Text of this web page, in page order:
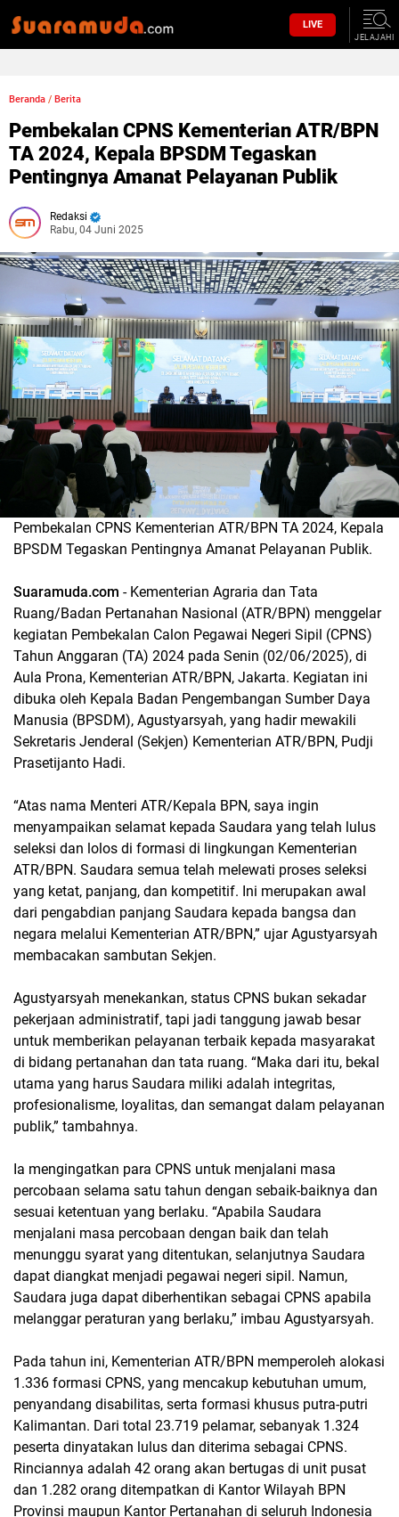
LIVE
JELAJAHI
Beranda / Berita
Pembekalan CPNS Kementerian ATR/BPN
TA 2024, Kepala BPSDM Tegaskan
Pentingnya Amanat Pelayanan Publik
Redaksi
Rabu, 04 Juni 2025
Pembekalan CPNS Kementerian ATR/BPN TA 2024, Kepala
BPSDM Tegaskan Pentingnya Amanat Pelayanan Publik.
Suaramuda.com - Kementerian Agraria dan Tata
Ruang/Badan Pertanahan Nasional (ATR/BPN) menggelar
kegiatan Pembekalan Calon Pegawai Negeri Sipil (CPNS)
Tahun Anggaran (TA) 2024 pada Senin (02/06/2025), di
Aula Prona, Kementerian ATR/BPN, Jakarta. Kegiatan ini
dibuka oleh Kepala Badan Pengembangan Sumber Daya
Manusia (BPSDM), Agustyarsyah, yang hadir mewakili
Sekretaris Jenderal (Sekjen) Kementerian ATR/BPN, Pudji
Prasetijanto Hadi.
“Atas nama Menteri ATR/Kepala BPN, saya ingin
menyampaikan selamat kepada Saudara yang telah lulus
seleksi dan lolos di formasi di lingkungan Kementerian
ATR/BPN. Saudara semua telah melewati proses seleksi
yang ketat, panjang, dan kompetitif. Ini merupakan awal
dari pengabdian panjang Saudara kepada bangsa dan
negara melalui Kementerian ATR/BPN,” ujar Agustyarsyah
membacakan sambutan Sekjen.
Agustyarsyah menekankan, status CPNS bukan sekadar
pekerjaan administratif, tapi jadi tanggung jawab besar
untuk memberikan pelayanan terbaik kepada masyarakat
di bidang pertanahan dan tata ruang. “Maka dari itu, bekal
utama yang harus Saudara miliki adalah integritas,
profesionalisme, loyalitas, dan semangat dalam pelayanan
publik,” tambahnya.
Ia mengingatkan para CPNS untuk menjalani masa
percobaan selama satu tahun dengan sebaik-baiknya dan
sesuai ketentuan yang berlaku. “Apabila Saudara
menjalani masa percobaan dengan baik dan telah
menunggu syarat yang ditentukan, selanjutnya Saudara
dapat diangkat menjadi pegawai negeri sipil. Namun,
Saudara juga dapat diberhentikan sebagai CPNS apabila
melanggar peraturan yang berlaku,” imbau Agustyarsyah.
Pada tahun ini, Kementerian ATR/BPN memperoleh alokasi
1.336 formasi CPNS, yang mencakup kebutuhan umum,
penyandang disabilitas, serta formasi khusus putra-putri
Kalimantan. Dari total 23.719 pelamar, sebanyak 1.324
peserta dinyatakan lulus dan diterima sebagai CPNS.
Rinciannya adalah 42 orang akan bertugas di unit pusat
dan 1.282 orang ditempatkan di Kantor Wilayah BPN
Provinsi maupun Kantor Pertanahan di seluruh Indonesia